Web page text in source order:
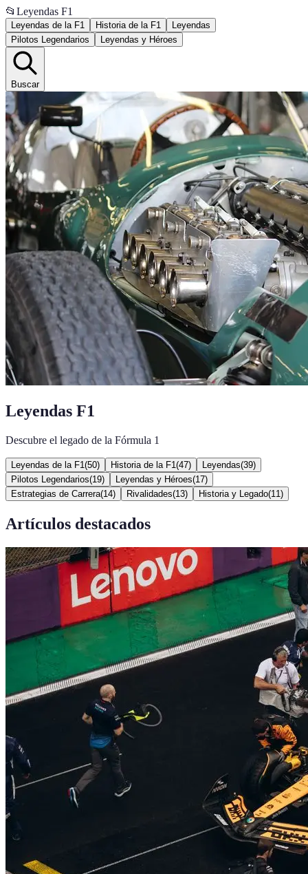
📂 Leyendas F1
Leyendas de la F1 Historia de la F1
Leyendas
Pilotos Legendarios
Leyendas y Héroes
Buscar
Leyendas F1
Descubre el legado de la Fórmula 1
Leyendas de la F1 (50) Historia de la F1 (47) Leyendas(39)
Pilotos Legendarios(19) Leyendas y Héroes(17)
Estrategias de Carrera(14) Rivalidades(13) Historia y Legado(11 )
Artículos destacados